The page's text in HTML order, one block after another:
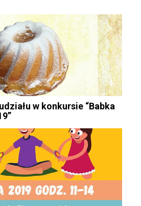
w konkursie “Babka